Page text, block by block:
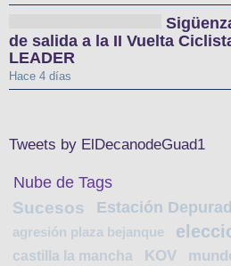
de salida a la II Vuelta
LEADER
Hace 4 días
Tweets by ElDecanodeGuad1
Nube de Tags
Sucesos
agresión plaza bejanque
castilla la mancha KOV